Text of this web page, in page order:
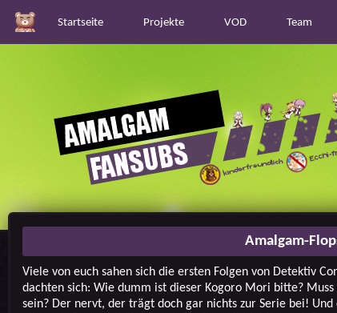
Startseite Projekte VOD Team
Amalgam-
Viele von euch sahen sich die ersten Folgen von Detektiv
dachten sich: Wie dumm ist dieser Kogoro Mori bitte?
sein? Der nervt, der trägt doch gar nichts zur Serie bei!